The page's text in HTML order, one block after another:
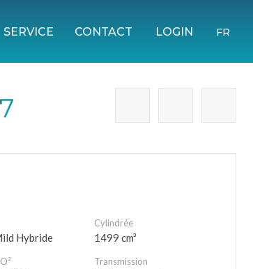
SERVICE CONTACT LOGIN FR
Hybride
Cylindrée
1499 cm³
Transmission